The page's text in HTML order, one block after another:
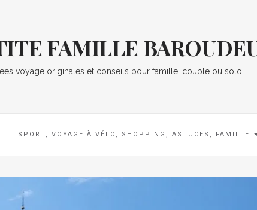
FAMILLE
voyage originales et conseils pour famille, couple ou solo
SPORT, VOYAGE À VÉLO, SHOPPING, ASTUCES, FAMILLE